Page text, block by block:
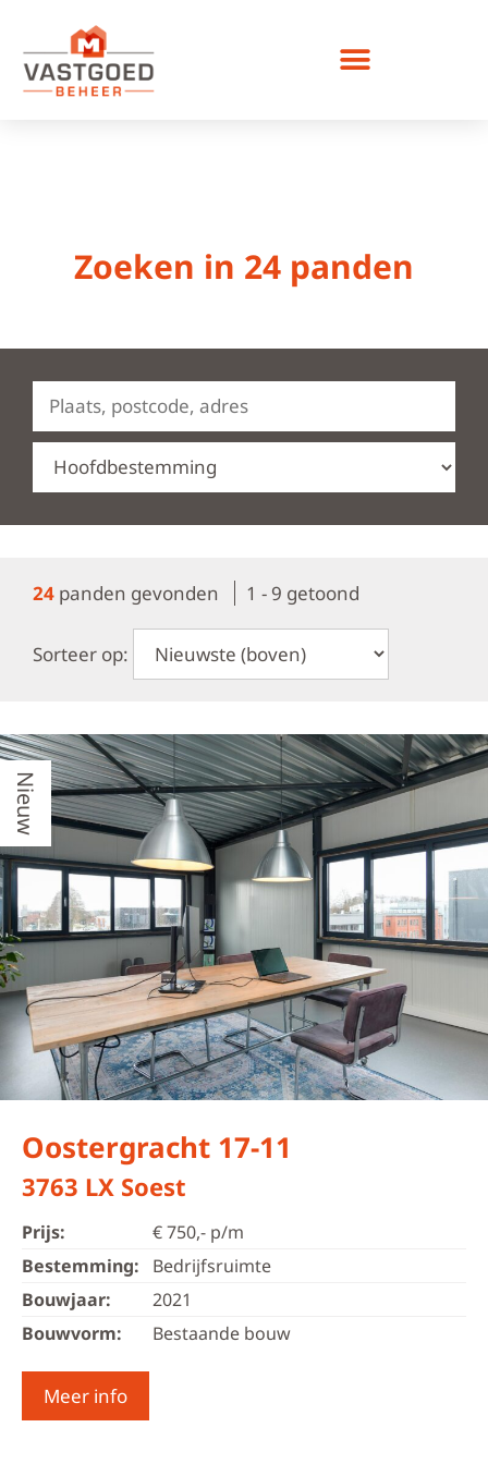
Zoeken in 24 panden
24 panden gevonden 1 - 9 getoond
Sorteer op:
Nieuw
Oostergracht 17-11
3763 LX Soest
Prijs:
€ 750,- p/m
Bestemming:
Bedrijfsruimte
Bouwjaar:
2021
Bouwvorm:
Bestaande bouw
Meer info